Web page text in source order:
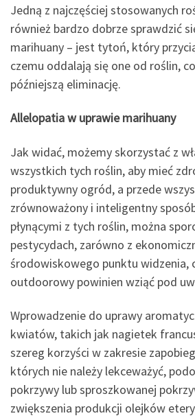
Jedną z najczęściej stosowanych
również bardzo dobrze sprawdzić
marihuany – jest tytoń, który
czemu oddalają się one od roślin,
późniejszą eliminację.
Allelopatia w uprawie marihuany
Jak widać, możemy skorzystać z
wszystkich tych roślin, aby mieć
produktywny ogród, a przede
zrównoważony i inteligentny
płynącymi z tych roślin, można
pestycydach, zarówno z
środowiskowego punktu widzenia,
outdoorowy powinien wziąć pod
Wprowadzenie do uprawy
kwiatów, takich jak nagietek
szereg korzyści w zakresie
których nie należy lekceważyć,
pokrzywy lub sproszkowanej
zwiększenia produkcji olejków